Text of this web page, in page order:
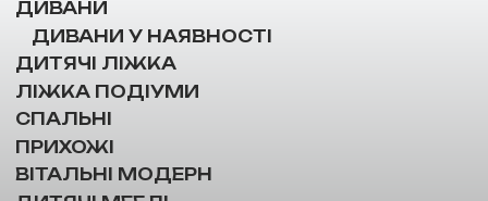
ДИВАНИ
ДИВАНИ У НАЯВНОСТІ
ДИТЯЧІ ЛІЖКА
ЛІЖКА ПОДІУМИ
СПАЛЬНІ
ПРИХОЖІ
ВІТАЛЬНІ МОДЕРН